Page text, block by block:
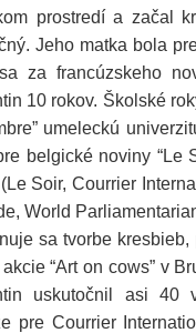
prostredí a začal
Jeho matka bola
za francúzskeho
10 rokov. Školské
umeleckú
belgické noviny “Le
Soir, Courrier
World
sa tvorbe
“Art on cows” v
uskutočnil asi 40
pre Courrier